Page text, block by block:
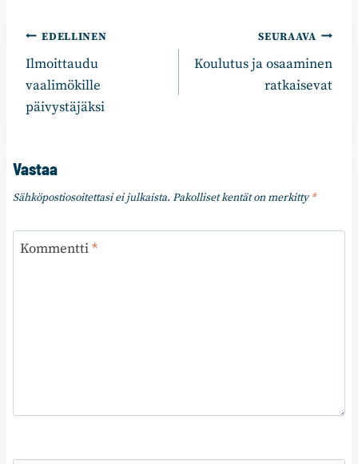
Artikkelien
selaus
EDELLINEN
Ilmoittaudu
vaalimökille
päivystäjäksi
SEURAAVA
Koulutus ja osaaminen
ratkaisevat
Vastaa
Sähköpostiosoitettasi ei julkaista. Pakolliset kentät on merkitty*
Kommentti*